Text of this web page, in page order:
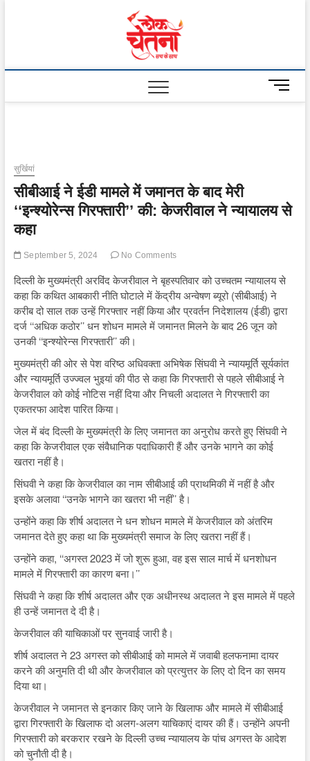
M
e
o
सुर्खियां
सीबीआई ने ईडी मामले में जमानत के बाद मेरी
‘‘इन्श्योरेन्स गिरफ्तारी’’ की: केजरीवाल ने न्यायालय से
कहा
September 5, 2024 No Comments
दिल्ली के मुख्यमंत्री अरविंद केजरीवाल ने बृहस्पतिवार को उच्चतम न्यायालय से
कहा कि कथित आबकारी नीति घोटाले में केंद्रीय अन्वेषण ब्यूरो (सीबीआई) ने
करीब दो साल तक उन्हें गिरफ्तार नहीं किया और प्रवर्तन निदेशालय (ईडी) द्वारा
दर्ज ‘‘अधिक कठोर’’ धन शोधन मामले में जमानत मिलने के बाद 26 जून को
उनकी ‘‘इन्श्योरेन्स गिरफ्तारी’’ की।
मुख्यमंत्री की ओर से पेश वरिष्ठ अधिवक्ता अभिषेक सिंघवी ने न्यायमूर्ति सूर्यकांत
और न्यायमूर्ति उज्ज्वल भुइयां की पीठ से कहा कि गिरफ्तारी से पहले सीबीआई ने
केजरीवाल को कोई नोटिस नहीं दिया और निचली अदालत ने गिरफ्तारी का
एकतरफा आदेश पारित किया।
जेल में बंद दिल्ली के मुख्यमंत्री के लिए जमानत का अनुरोध करते हुए सिंघवी ने
कहा कि केजरीवाल एक संवैधानिक पदाधिकारी हैं और उनके भागने का कोई
खतरा नहीं है।
सिंघवी ने कहा कि केजरीवाल का नाम सीबीआई की प्राथमिकी में नहीं है और
इसके अलावा ‘‘उनके भागने का खतरा भी नहीं’’ है।
उन्होंने कहा कि शीर्ष अदालत ने धन शोधन मामले में केजरीवाल को अंतरिम
जमानत देते हुए कहा था कि मुख्यमंत्री समाज के लिए खतरा नहीं हैं।
उन्होंने कहा, ‘‘अगस्त 2023 में जो शुरू हुआ, वह इस साल मार्च में धनशोधन
मामले में गिरफ्तारी का कारण बना।’’
सिंघवी ने कहा कि शीर्ष अदालत और एक अधीनस्थ अदालत ने इस मामले में पहले
ही उन्हें जमानत दे दी है।
केजरीवाल की याचिकाओं पर सुनवाई जारी है।
शीर्ष अदालत ने 23 अगस्त को सीबीआई को मामले में जवाबी हलफनामा दायर
करने की अनुमति दी थी और केजरीवाल को प्रत्युत्तर के लिए दो दिन का समय
दिया था।
केजरीवाल ने जमानत से इनकार किए जाने के खिलाफ और मामले में सीबीआई
द्वारा गिरफ्तारी के खिलाफ दो अलग-अलग याचिकाएं दायर की हैं। उन्होंने अपनी
गिरफ्तारी को बरकरार रखने के दिल्ली उच्च न्यायालय के पांच अगस्त के आदेश
को चुनौती दी है।